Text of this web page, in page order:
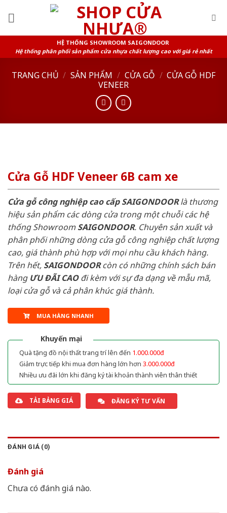
HỆ THỐNG SHOWROOM SAIGONDOOR
Hệ thống phân phối sản phẩm cửa nhựa chất lượng cao với giá rẻ nhất
TRANG CHỦ / SẢN PHẨM / CỬA GỖ / CỬA GỖ HDF
VENEER
Cửa Gỗ HDF Veneer 6B cam xe
Cửa gỗ công nghiệp cao cấp SAIGONDOORlà thương
hiệu sản phẩm các dòng cửa trong một chuỗi các hệ
thống ShowroomSAIGONDOOR. Chuyên sản xuất và
phân phối những dòng cửa gỗ công nghiệp chất lượng
cao, giá thành phù hợp với mọi nhu cầu khách hàng.
Trên hết, SAIGONDOORcòn có những chính sách bán
hàng ƯU ĐÃI CAOđi kèm với sự đa dạng về mẫu mã,
loại cửa gỗ và cả phân khúc giá thành.
MUA HÀNG NHANH
Khuyến mại
Quà tặng đồ nội thất trang trí lên đến 1.000.000đ
Giảm trực tiếp khi mua đơn hàng lớn hơn 3.000.000đ
Nhiều ưu đãi lớn khi đăng ký tài khoản thành viên thân thiết
TẢI BẢNG GIÁ ĐĂNG KÝ TƯ VẤN
ĐÁNH GIÁ (0)
Đánh giá
Chưa có đánh giá nào.